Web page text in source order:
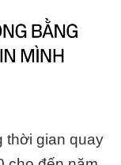
thời gian quay